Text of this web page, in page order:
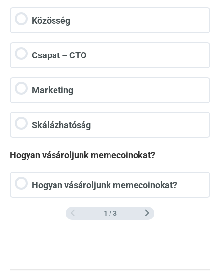
Közösség
Csapat – CTO
Marketing
Skálázhatóság
Hogyan vásároljunk memecoinokat?
Hogyan vásároljunk memecoinokat?
1 / 3